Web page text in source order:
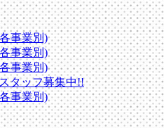
事業別)
事業別)
事業別)
タッフ募集中!!
事業別)